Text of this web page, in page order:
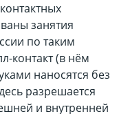
занятия
по таким
контакт (в нём
наносятся без
разрешается
и внутренней